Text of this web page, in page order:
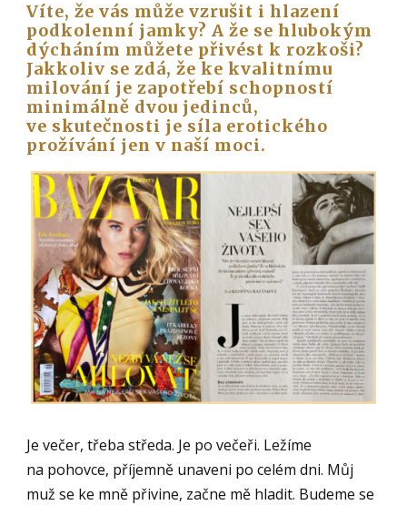
Víte, že vás může vzrušit i hlazení
podkolenní jamky? A že se hlubokým
dýcháním můžete přivést k rozkoši?
Jakkoliv se zdá, že ke kvalitnímu
milování je zapotřebí schopností
minimálně dvou jedinců,
ve skutečnosti je síla erotického
prožívání jen v naší moci.
Je večer, třeba středa. Je po večeři. Ležíme
na pohovce, příjemně unaveni po celém dni. Můj
muž se ke mně přivine, začne mě hladit. Budeme se